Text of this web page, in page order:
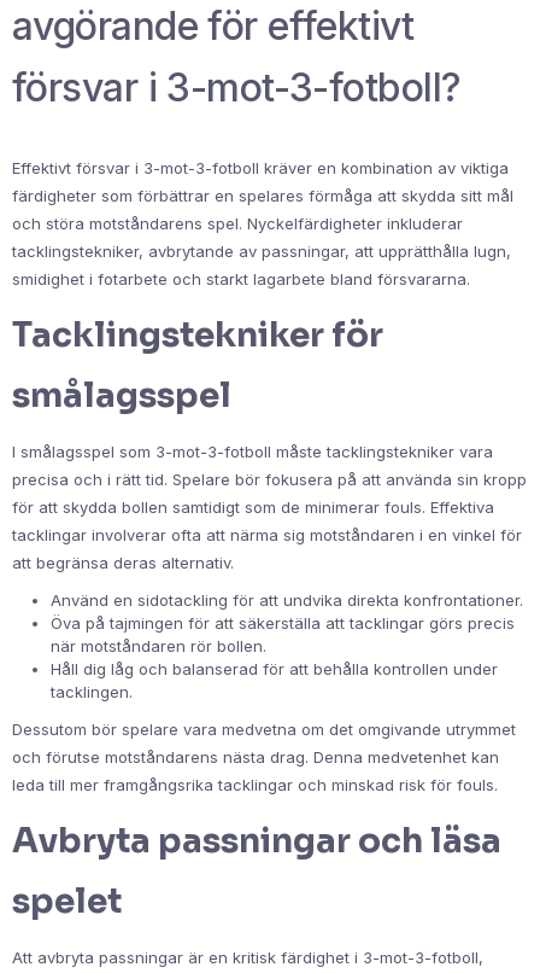
avgörande för effektivt
försvar i 3-mot-3-fotboll?
Effektivt försvar i 3-mot-3-fotboll kräver en kombination av viktiga
färdigheter som förbättrar en spelares förmåga att skydda sitt mål
och störa motståndarens spel. Nyckelfärdigheter inkluderar
tacklingstekniker, avbrytande av passningar, att upprätthålla lugn,
smidighet i fotarbete och starkt lagarbete bland försvararna.
Tacklingstekniker för
smålagsspel
I smålagsspel som 3-mot-3-fotboll måste tacklingstekniker vara
precisa och i rätt tid. Spelare bör fokusera på att använda sin kropp
för att skydda bollen samtidigt som de minimerar fouls. Effektiva
tacklingar involverar ofta att närma sig motståndaren i en vinkel för
att begränsa deras alternativ.
Använd en sidotackling för att undvika direkta konfrontationer.
Öva på tajmingen för att säkerställa att tacklingar görs precis
när motståndaren rör bollen.
Håll dig låg och balanserad för att behålla kontrollen under
tacklingen.
Dessutom bör spelare vara medvetna om det omgivande utrymmet
och förutse motståndarens nästa drag. Denna medvetenhet kan
leda till mer framgångsrika tacklingar och minskad risk för fouls.
Avbryta passningar och läsa
spelet
Att avbryta passningar är en kritisk färdighet i 3-mot-3-fotboll,